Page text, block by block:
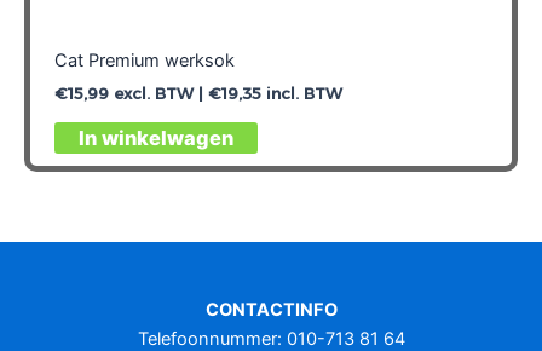
Cat Premium werksok
€15,99excl. BTW | €19,35incl. BTW
In winkelwagen
Dit
product
variaties.
optie
CONTACTINFO
Telefoonnummer: 010-713 81 64